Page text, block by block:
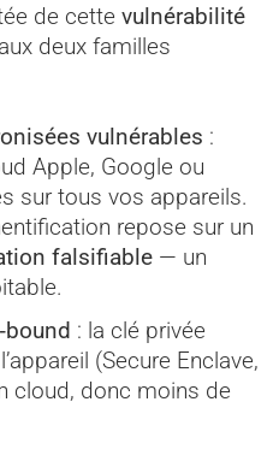
de cette vulnérabilité
deux familles
vulnérables :
Apple, Google ou
sur tous vos appareils.
repose sur un
falsifiable— un
: la clé privée
(Secure Enclave,
cloud, donc moins de